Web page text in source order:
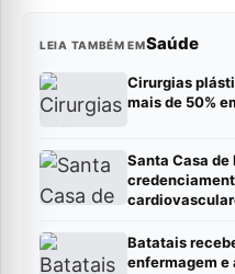
LEIA TAMBÉM EMSaúde
Cirurgias
mais de 50%
Santa Casa
Batatais
enfermagem e